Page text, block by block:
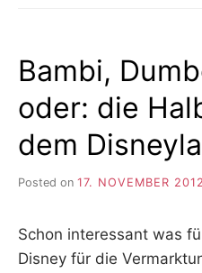
Bambi,
oder: die
dem
Posted on 17. NOVEMBER 2012
Schon interessant was
Disney für die